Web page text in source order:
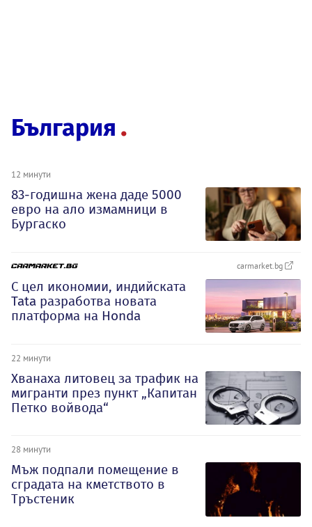
България
12 минути
83-годишна жена даде 5000
евро на ало измамници в
Бургаско
carmarket.bg
С цел икономии, индийската
Tata разработва новата
платформа на Honda
22 минути
Хванаха литовец за трафик на
мигранти през пункт „Капитан
Петко войвода“
28 минути
Мъж подпали помещение в
сградата на кметството в
Тръстеник